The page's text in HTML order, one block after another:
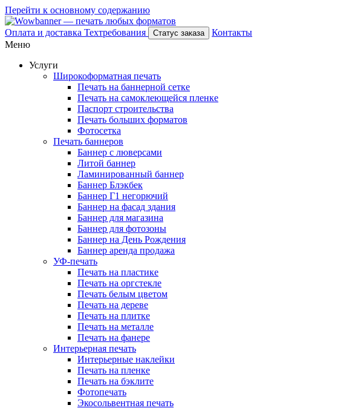
Перейти к основному содержанию
Оплата и доставка Техтребования Статус заказа
Контакты
Меню
Услуги
Широкоформатная печать
Печать на баннерной сетке
Печать на самоклеющейся пленке
Паспорт строительства
Печать больших форматов
Фотосетка
Печать баннеров
Баннер с люверсами
Литой баннер
Ламинированный баннер
Баннер Блэкбек
Баннер Г1 негорючий
Баннер на фасад здания
Баннер для магазина
Баннер для фотозоны
Баннер на День Рождения
Баннер аренда продажа
УФ-печать
Печать на пластике
Печать на оргстекле
Печать белым цветом
Печать на дереве
Печать на плитке
Печать на металле
Печать на фанере
Интерьерная печать
Интерьерные наклейки
Печать на пленке
Печать на бэклите
Фотопечать
Экосольвентная печать